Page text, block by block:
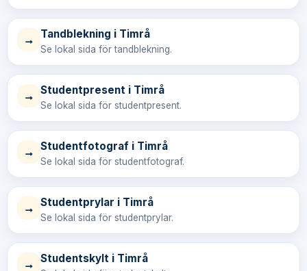
→ Tandblekning i Timrå
Se lokal sida för tandblekning.
→ Studentpresent i Timrå
Se lokal sida för studentpresent.
→ Studentfotograf i Timrå
Se lokal sida för studentfotograf.
→ Studentprylar i Timrå
Se lokal sida för studentprylar.
→ Studentskylt i Timrå